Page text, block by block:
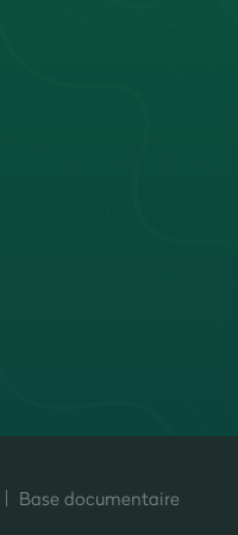
Base documentaire
la manière dont vos